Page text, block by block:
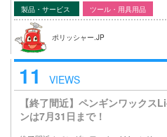
製品・サービス ツール・用具用品
ポリッシャー.JP
11
VIEWS
【終了間近】ペンギンワック
ンは7月31日まで！